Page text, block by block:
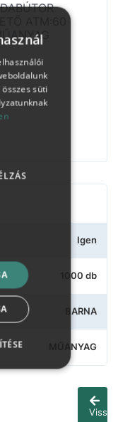
ATM:60
Igen
1000 db
BARNA
MŰANYAG
Vissza
süti